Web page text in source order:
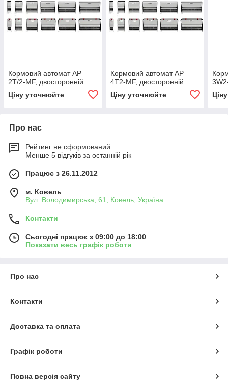
Кормовий автомат AP
2T/2-MF, двосторонній
Ціну уточнюйте
Кормовий автомат AP
4T2-MF, двосторонній
Ціну уточнюйте
Про нас
Рейтинг не сформований
Менше 5 відгуків за останній рік
Працює з 26.11.2012
м. Ковель
Вул. Володимирська, 61, Ковель, Україна
Контакти
Сьогодні працює з 09:00 до 18:00
Показати весь графік роботи
Про нас
Контакти
Доставка та оплата
Графік роботи
Повна версія сайту